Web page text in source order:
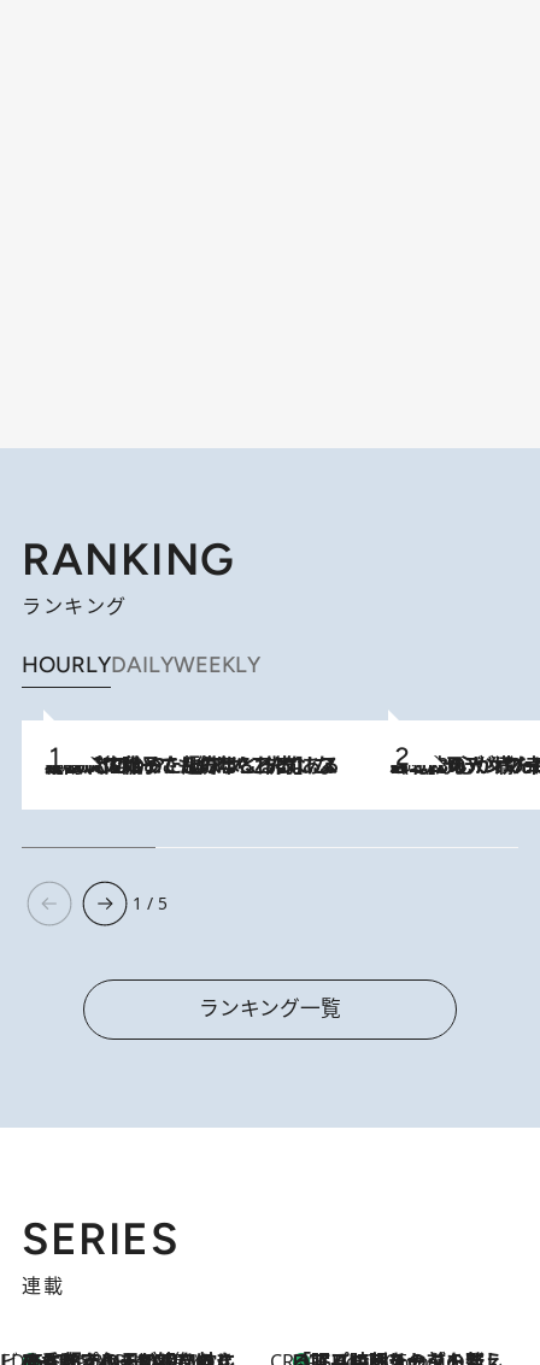
RANKING
ランキング
HOURLYDAILYWEEKLY
2026.8.5
【阿川佐和子さんの年とる力】なぜ70代で始めた趣味は“こんなに楽しい”のか？ ピアノ、俳句…スランプに陥っても続けられる“ある秘訣”とは 2026.8.8
《北欧の人々の幸福度が高いのは…》元デンマーク親善大使が出会った“心が満たされる暮らし”「いいかげんにヒュッゲしなさい！」
1 / 5
ランキング一覧
SERIES
連載